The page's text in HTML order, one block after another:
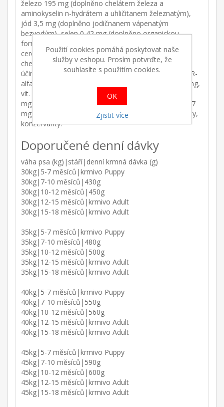
železo 195 mg (doplněno chelátem železa a
aminokyselin n-hydrátem a uhličitanem železnatým),
jód 3,5 mg (doplněno jodičnanem vápenatým
bezvodým), selen 0,42 mg (doplněno organickou
formou selenu produkovanou Saccharomyces
cerevisiae CNCM I-3060); vitamíny, provitamíny a
chemicky přesně definované látky se srovnatelným
účinkem: vit. A 16600 m.j., vit. D3 1300 m.j., vit. E (RRR-
alfa-tokoferol) 410 mg, niacinamid 77 mg, vit. B1 6 mg,
vit. B2 12 mg, vit. B6 7 mg, vit. B12 167 µg, vit. C 330
mg, pantothenan vápenatý 23 mg, kyselina listová 0,7
mg, biotin 0,5 mg, cholinchlorid 1220 mg; antioxidanty,
konzervanty.
Doporučené denní dávky
váha psa (kg)|stáří|denní krmná dávka (g)
30kg|5-7 měsíců|krmivo Puppy
30kg|7-10 měsíců|430g
30kg|10-12 měsíců|450g
30kg|12-15 měsíců|krmivo Adult
30kg|15-18 měsíců|krmivo Adult
35kg|5-7 měsíců|krmivo Puppy
35kg|7-10 měsíců|480g
35kg|10-12 měsíců|500g
35kg|12-15 měsíců|krmivo Adult
35kg|15-18 měsíců|krmivo Adult
40kg|5-7 měsíců|krmivo Puppy
40kg|7-10 měsíců|550g
40kg|10-12 měsíců|560g
40kg|12-15 měsíců|krmivo Adult
40kg|15-18 měsíců|krmivo Adult
45kg|5-7 měsíců|krmivo Puppy
45kg|7-10 měsíců|590g
45kg|10-12 měsíců|600g
45kg|12-15 měsíců|krmivo Adult
45kg|15-18 měsíců|krmivo Adult
Použití cookies pomáhá poskytovat naše
služby v eshopu. Prosím potvrďte, že
souhlasíte s použitím cookies.
OK
Zjistit více